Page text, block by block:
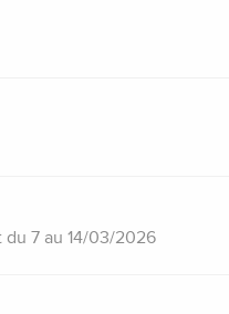
du 7 au 14/03/2026